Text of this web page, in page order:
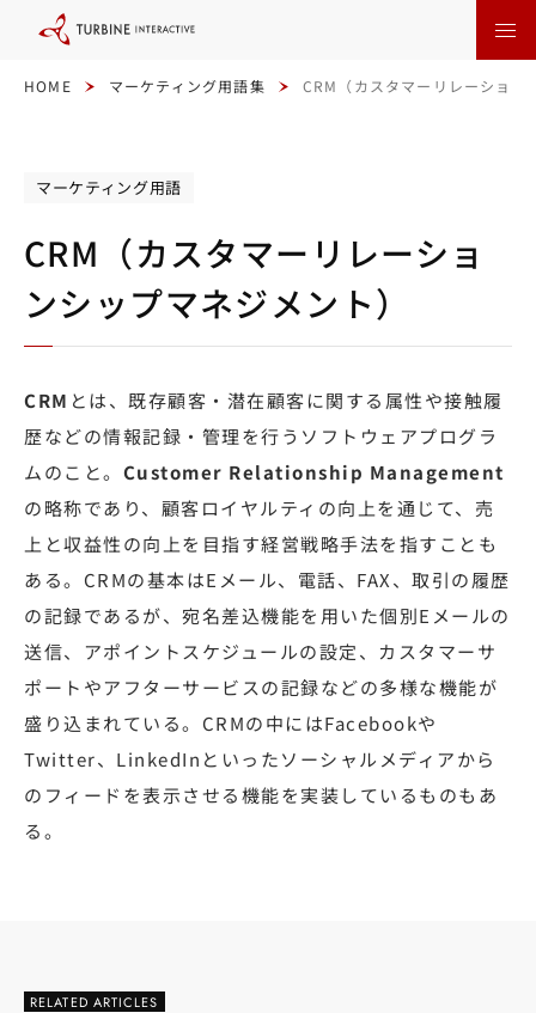
HOME マーケティング用語集 CRM（カスタマーリレーション
マーケティング用語
CRM（カスタマーリレーショ
ンシップマネジメント）
CRM とは、既存顧客・潜在顧客に関する属性や接触履
歴などの情報記録・管理を行うソフトウェアプログラ
ムのこと。 Customer Relationship Management
の略称であり、顧客ロイヤルティの向上を通じて、売
上と収益性の向上を目指す経営戦略手法を指すことも
ある。CRMの基本はEメール、電話、FAX、取引の履歴
の記録であるが、宛名差込機能を用いた個別Eメールの
送信、アポイントスケジュールの設定、カスタマーサ
ポートやアフターサービスの記録などの多様な機能が
盛り込まれている。CRMの中にはFacebookや
Twitter、LinkedInといったソーシャルメディアから
のフィードを表示させる機能を実装しているものもあ
る。
RELATED ARTICLES